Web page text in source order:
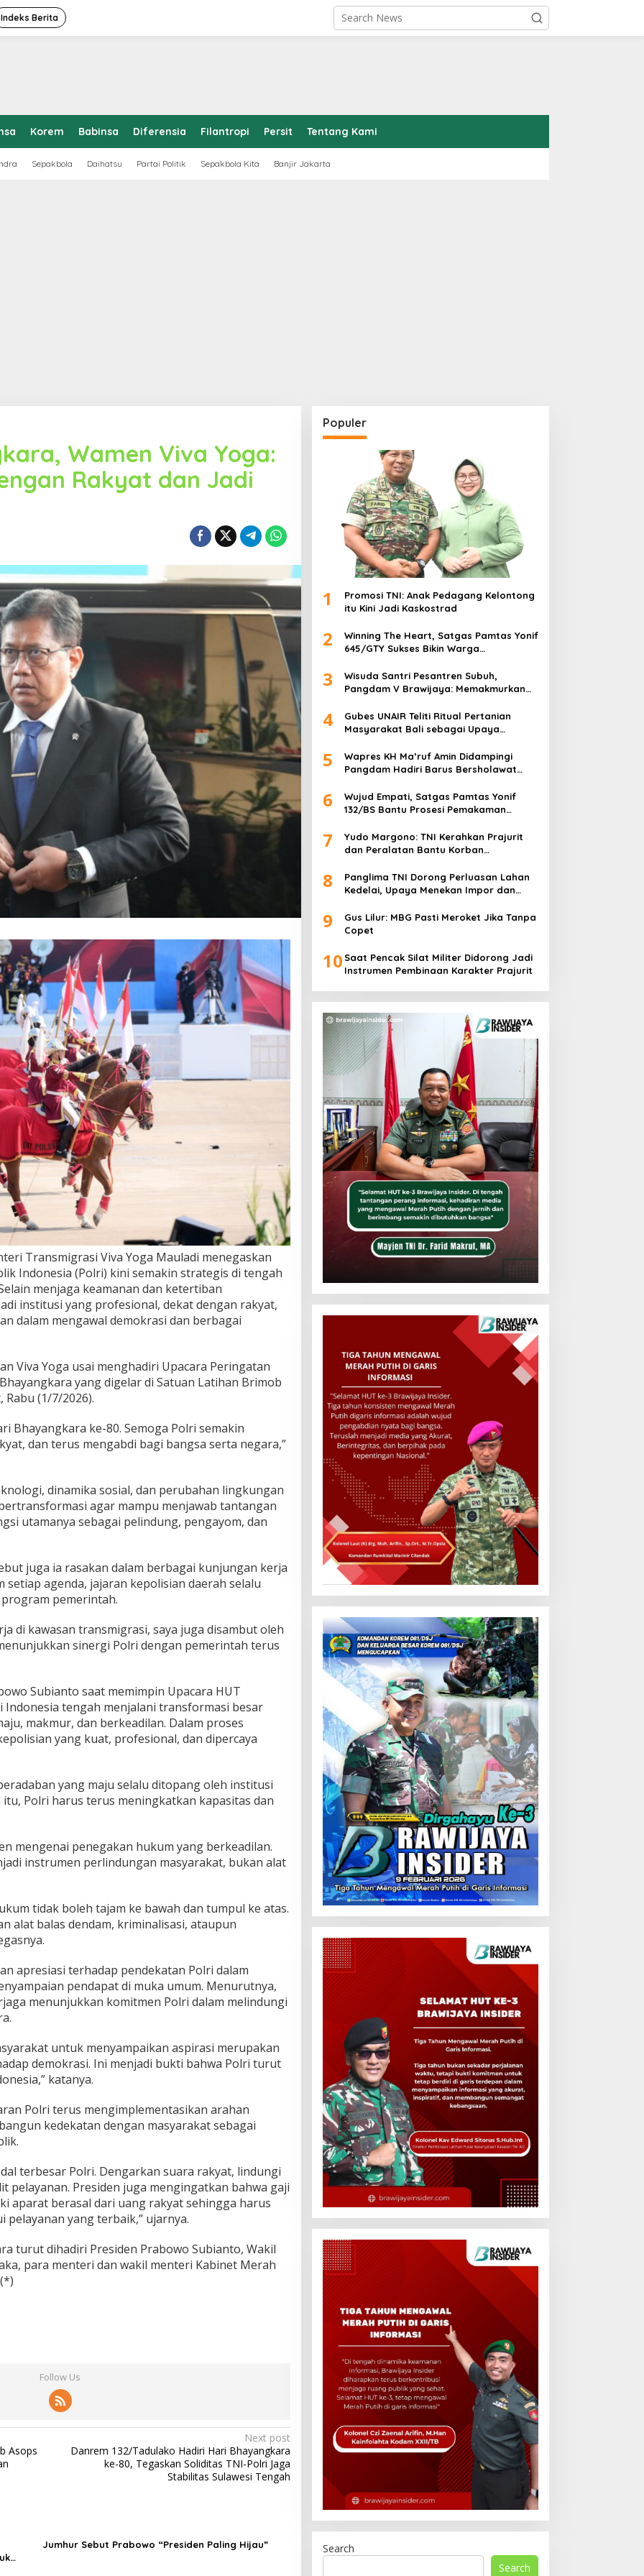
Indeks Berita
Korem Babinsa Diferensia Filantropi Persit Tentang Kami
Sepakbola Daihatsu Partai Politik Sepakbola Kita Banjir Jakarta
Wamen Viva Yoga:
Rakyat dan Jadi
Transmigrasi Viva Yoga Mauladi menegaskan
Indonesia (Polri) kini semakin strategis di tengah
menjaga keamanan dan ketertiban
institusi yang profesional, dekat dengan rakyat,
dalam mengawal demokrasi dan berbagai
Viva Yoga usai menghadiri Upacara Peringatan
yang digelar di Satuan Latihan Brimob
Rabu (1/7/2026).
Bhayangkara ke-80. Semoga Polri semakin
dan terus mengabdi bagi bangsa serta negara,”
dinamika sosial, dan perubahan lingkungan
agar mampu menjawab tantangan
utamanya sebagai pelindung, pengayom, dan
juga ia rasakan dalam berbagai kunjungan kerja
setiap agenda, jajaran kepolisian daerah selalu
pemerintah.
di kawasan transmigrasi, saya juga disambut oleh
sinergi Polri dengan pemerintah terus
Subianto saat memimpin Upacara HUT
Indonesia tengah menjalani transformasi besar
makmur, dan berkeadilan. Dalam proses
yang kuat, profesional, dan dipercaya
yang maju selalu ditopang oleh institusi
Polri harus terus meningkatkan kapasitas dan
mengenai penegakan hukum yang berkeadilan.
instrumen perlindungan masyarakat, bukan alat
tidak boleh tajam ke bawah dan tumpul ke atas.
alat balas dendam, kriminalisasi, ataupun
apresiasi terhadap pendekatan Polri dalam
pendapat di muka umum. Menurutnya,
menunjukkan komitmen Polri dalam melindungi
untuk menyampaikan aspirasi merupakan
demokrasi. Ini menjadi bukti bahwa Polri turut
katanya.
Polri terus mengimplementasikan arahan
kedekatan dengan masyarakat sebagai
terbesar Polri. Dengarkan suara rakyat, lindungi
pelayanan. Presiden juga mengingatkan bahwa gaji
aparat berasal dari uang rakyat sehingga harus
yang terbaik,” ujarnya.
turut dihadiri Presiden Prabowo Subianto, Wakil
para menteri dan wakil menteri Kabinet Merah
Follow Us
Asops
Next post
Danrem 132/Tadulako Hadiri Hari Bhayangkara
ke-80, Tegaskan Soliditas TNI-Polri Jaga
Stabilitas Sulawesi Tengah
Jumhur Sebut Prabowo “Presiden Paling Hijau”
Populer
1
Promosi TNI: Anak Pedagang Kelontong
itu Kini Jadi Kaskostrad
2
Winning The Heart, Satgas Pamtas Yonif
645/GTY Sukses Bikin Warga
3
Wisuda Santri Pesantren Subuh,
Pangdam V Brawijaya: Memakmurkan
4
Gubes UNAIR Teliti Ritual Pertanian
Masyarakat Bali sebagai Upaya
5
Wapres KH Ma’ruf Amin Didampingi
Pangdam Hadiri Barus Bersholawat
6
Wujud Empati, Satgas Pamtas Yonif
132/BS Bantu Prosesi Pemakaman
7
Yudo Margono: TNI Kerahkan Prajurit
dan Peralatan Bantu Korban
8
Panglima TNI Dorong Perluasan Lahan
Kedelai, Upaya Menekan Impor dan
9
Gus Lilur: MBG Pasti Meroket Jika Tanpa
Copet
10 Saat Pencak Silat Militer Didorong Jadi
Instrumen Pembinaan Karakter Prajurit
Search
Search